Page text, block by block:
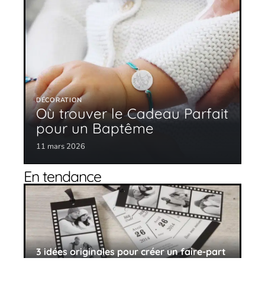
DÉCORATION
Où trouver le Cadeau Parfait
pour un Baptême
11 mars 2026
En tendance
3 idées originales pour créer un faire-part
de mariage